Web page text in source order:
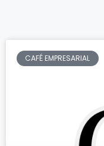
CAFÉ EMPRESARIAL